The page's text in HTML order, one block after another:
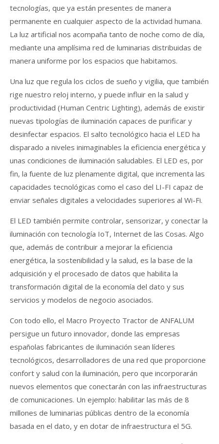
tecnologías, que ya están presentes de manera
permanente en cualquier aspecto de la actividad humana.
La luz artificial nos acompaña tanto de noche como de día,
mediante una amplísima red de luminarias distribuidas de
manera uniforme por los espacios que habitamos.
Una luz que regula los ciclos de sueño y vigilia, que también
rige nuestro reloj interno, y puede influir en la salud y
productividad (Human Centric Lighting), además de existir
nuevas tipologías de iluminación capaces de purificar y
desinfectar espacios. El salto tecnológico hacia el LED ha
disparado a niveles inimaginables la eficiencia energética y
unas condiciones de iluminación saludables. El LED es, por
fin, la fuente de luz plenamente digital, que incrementa las
capacidades tecnológicas como el caso del LI-FI capaz de
enviar señales digitales a velocidades superiores al Wi-Fi.
El LED también permite controlar, sensorizar, y conectar la
iluminación con tecnología IoT, Internet de las Cosas. Algo
que, además de contribuir a mejorar la eficiencia
energética, la sostenibilidad y la salud, es la base de la
adquisición y el procesado de datos que habilita la
transformación digital de la economía del dato y sus
servicios y modelos de negocio asociados.
Con todo ello, el Macro Proyecto Tractor de ANFALUM
persigue un futuro innovador, donde las empresas
españolas fabricantes de iluminación sean líderes
tecnológicos, desarrolladores de una red que proporcione
confort y salud con la iluminación, pero que incorporarán
nuevos elementos que conectarán con las infraestructuras
de comunicaciones. Un ejemplo: habilitar las más de 8
millones de luminarias públicas dentro de la economía
basada en el dato, y en dotar de infraestructura el 5G.